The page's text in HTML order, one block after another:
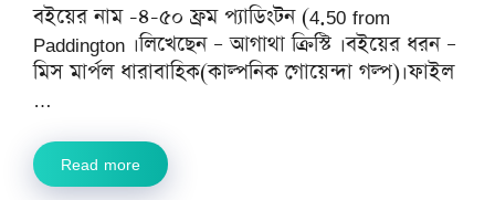
বইয়ের নাম -৪-৫০ ফ্রম প্যাডিংটন (4.50 from
Paddington ।লিখেছেন – আগাথা ক্রিস্টি ।বইয়ের ধরন –
মিস মার্পল ধারাবাহিক(কাল্পনিক গোয়েন্দা গল্প)।ফাইল
…
Read more